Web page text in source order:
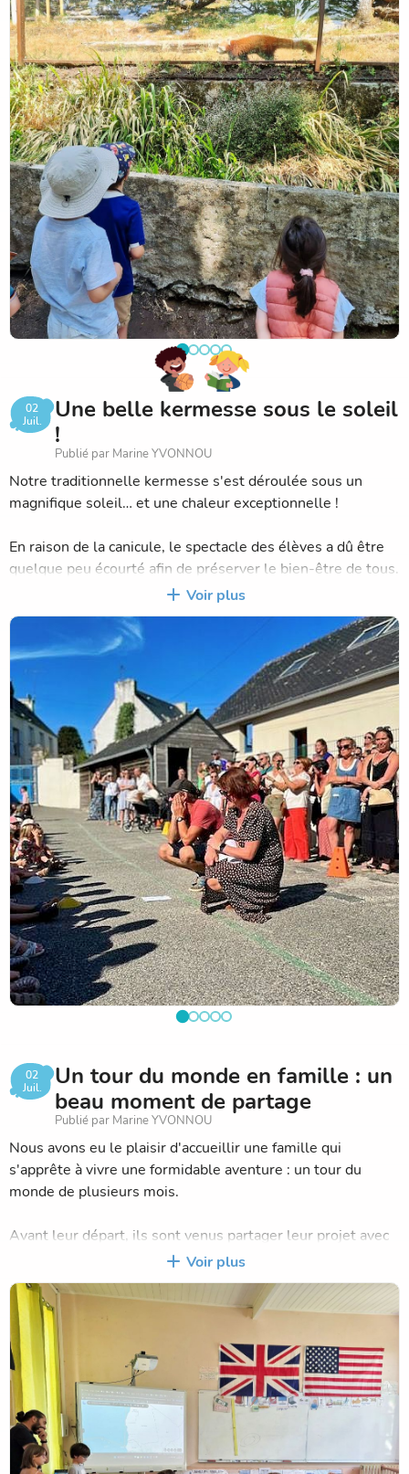
Cette journée a été l'occasion d'observer les animaux de
près, de développer leur curiosité et de sensibiliser les
élèves à la préservation de la biodiversité. Les enfants sont
revenus ravis de cette belle expérience, riche en
découvertes et en émerveillement.
Un grand merci aux accompagnateurs qui ont permis le bon
déroulement de cette sortie.
02
Juil.
Une belle kermesse sous le soleil
!
Publié par Marine YVONNOU
Notre traditionnelle kermesse s'est déroulée sous un
magnifique soleil… et une chaleur exceptionnelle !
En raison de la canicule, le spectacle des élèves a dû être
quelque peu écourté afin de préserver le bien-être de tous.
Malgré ces fortes températures, cette journée est restée
un très beau moment de partage, de convivialité et de
bonne humeur, réunissant élèves, familles et équipe
éducative.
Un immense merci à l'APEL, aux nombreux bénévoles et à
toutes les personnes qui ont contribué à l'organisation et
au bon déroulement de cette belle fête de fin d'année.
Leur investissement et leur disponibilité ont permis à
chacun de profiter pleinement de ce moment.
Merci à tous pour votre présence et votre enthousiasme !
Voir plus
02
Juil.
Un tour du monde en famille : un
beau moment de partage
Publié par Marine YVONNOU
Nous avons eu le plaisir d'accueillir une famille qui
s'apprête à vivre une formidable aventure : un tour du
monde de plusieurs mois.
Avant leur départ, ils sont venus partager leur projet avec
les élèves. Ils ont présenté les pays qu'ils découvriront, les
préparatifs de ce voyage hors du commun ainsi que leurs
motivations. Les élèves ont écouté avec beaucoup d'intérêt
et ont posé de nombreuses questions, curieux d'en
apprendre davantage sur cette expérience unique.
Un grand merci à cette famille pour le temps qu'elle nous a
consacré et pour ce moment d'échange enrichissant.
Nous leur souhaitons un merveilleux voyage, de belles
Voir plus